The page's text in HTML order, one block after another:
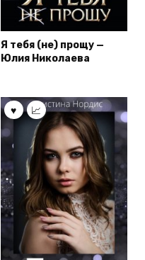
Я тебя (не) прощу —
Юлия Николаева